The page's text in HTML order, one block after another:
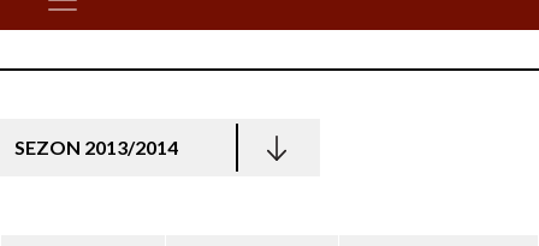
SEZON 2013/2014